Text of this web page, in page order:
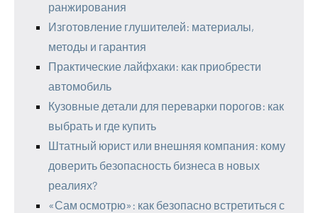
ранжирования
Изготовление глушителей: материалы,
методы и гарантия
Практические лайфхаки: как приобрести
автомобиль
Кузовные детали для переварки порогов: как
выбрать и где купить
Штатный юрист или внешняя компания: кому
доверить безопасность бизнеса в новых
реалиях?
«Сам осмотрю»: как безопасно встретиться с